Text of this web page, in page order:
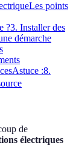
Les points
?3. Installer des
démarche
Astuce :8.
de
électriques